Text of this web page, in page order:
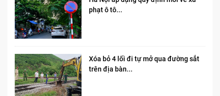
phạt ô tô...
Xóa bỏ 4 lối đi tự mở qua đường sắt
trên địa bàn...